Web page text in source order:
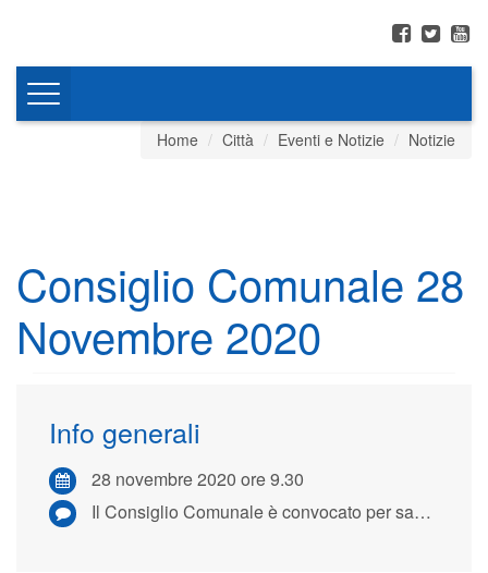
Toggle
Home
Città Eventi e Notizie Notizie
Consiglio Comunale 28
Novembre 2020
Info generali
28 novembre 2020 ore 9.30
Il Consiglio Comunale è convocato per sabato 28 novembre 2020 alle ore 9.30 in modalità telematica